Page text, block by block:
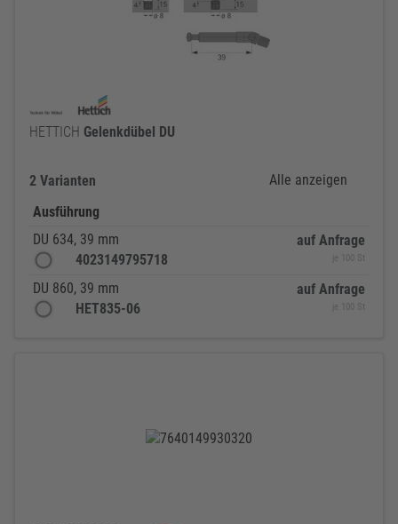
HETTICH Gelenkdübel DU
2 Varianten
Alle anzeigen
Ausführung
DU 634, 39 mm
4023149795718
auf Anfrage
je 100 St
DU 860, 39 mm
HET835-06
auf Anfrage
je 100 St